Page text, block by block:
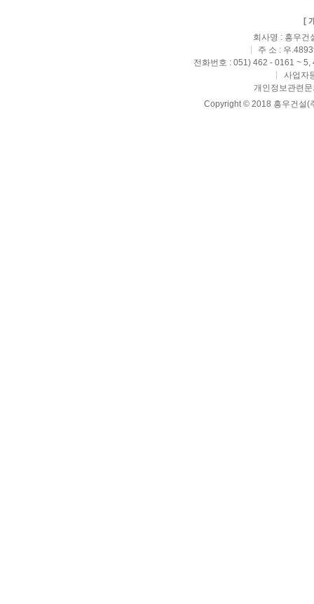
[
회사명 : 흥우건
주 소 : 우
전화번호 : 051) 462 - 0161 ~ 5,
사업자
개인정보관련
Copyright © 2018 흥우건설(